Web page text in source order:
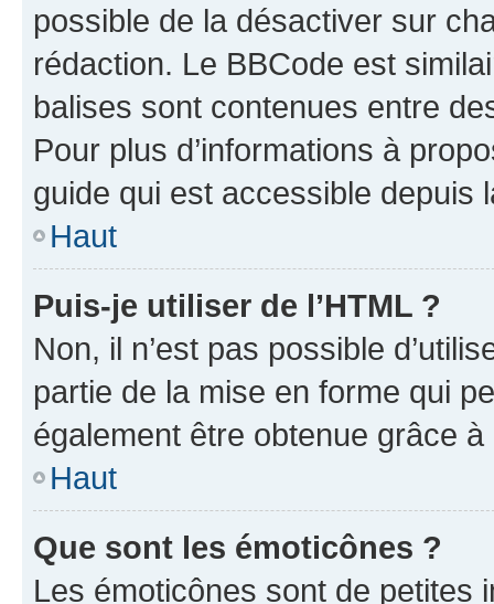
possible de la désactiver sur
rédaction. Le BBCode est
balises sont contenues entre
Pour plus d’informations à
guide qui est accessible depuis
Haut
Puis-je utiliser de l’HTML ?
Non, il n’est pas possible
partie de la mise en forme qui
également être obtenue grâce à
Haut
Que sont les émoticônes ?
Les émoticônes sont de petites